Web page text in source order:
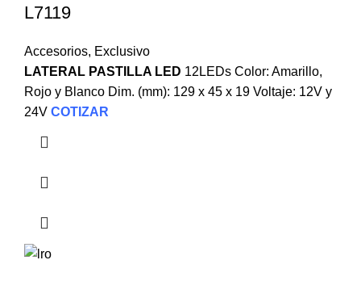
L7119
Accesorios, Exclusivo
LATERAL PASTILLA LED 12LEDs Color: Amarillo,
Rojo y Blanco Dim. (mm): 129 x 45 x 19 Voltaje: 12V y
24V COTIZAR